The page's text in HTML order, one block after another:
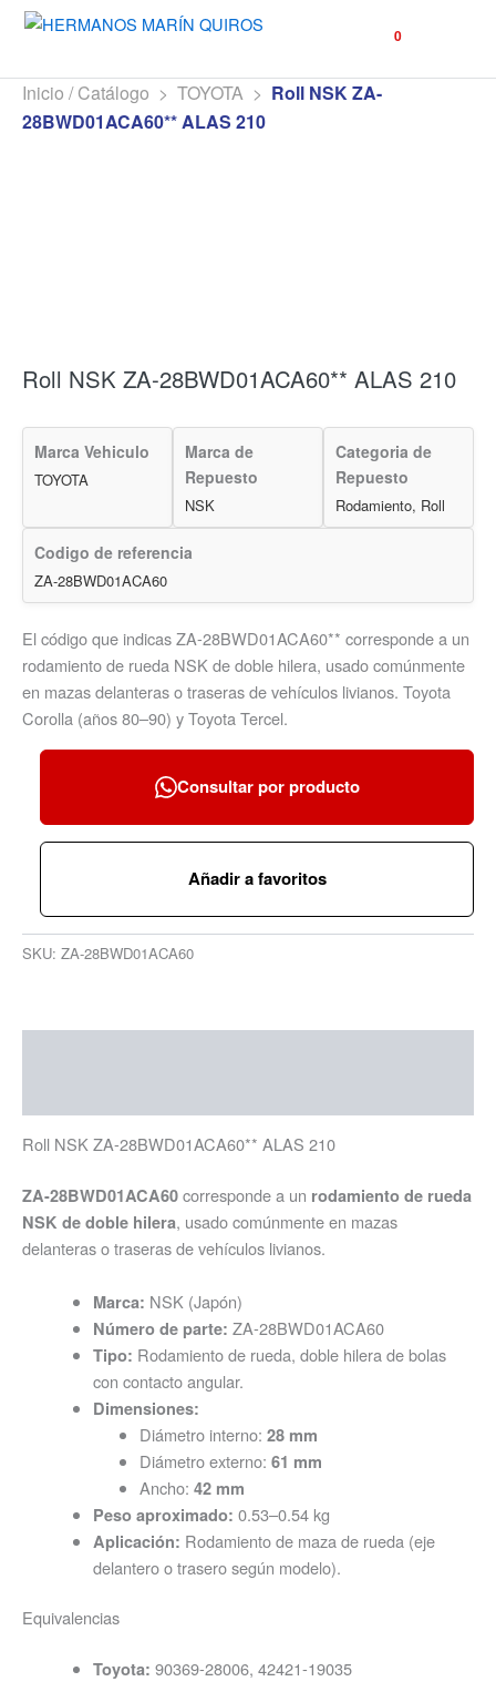
0
Inicio / Catálogo > TOYOTA > Roll NSK ZA-
28BWD01ACA60** ALAS 210
Roll NSK ZA-28BWD01ACA60** ALAS 210
Marca Vehiculo
TOYOTA
Marca de
Repuesto
NSK
Categoria de
Repuesto
Rodamiento, Roll
Codigo de referencia
ZA-28BWD01ACA60
El código que indicas ZA-28BWD01ACA60** corresponde a un
rodamiento de rueda NSK de doble hilera, usado comúnmente
en mazas delanteras o traseras de vehículos livianos. Toyota
Corolla (años 80–90) y Toyota Tercel.
Consultar por producto
Añadir a favoritos
SKU: ZA-28BWD01ACA60
Roll NSK ZA-28BWD01ACA60** ALAS 210
ZA-28BWD01ACA60 corresponde a un rodamiento de rueda
NSK de doble hilera, usado comúnmente en mazas
delanteras o traseras de vehículos livianos.
Marca: NSK (Japón)
Número de parte: ZA-28BWD01ACA60
Tipo: Rodamiento de rueda, doble hilera de bolas
con contacto angular.
Dimensiones:
Diámetro interno: 28 mm
Diámetro externo: 61 mm
Ancho: 42 mm
Peso aproximado: 0.53–0.54 kg
Aplicación: Rodamiento de maza de rueda (eje
delantero o trasero según modelo).
Equivalencias
Toyota: 90369-28006, 42421-19035